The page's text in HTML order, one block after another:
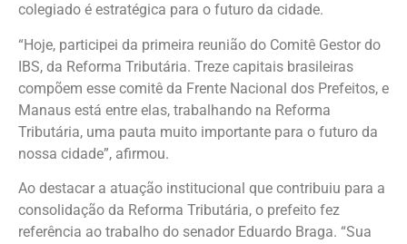
colegiado é estratégica para o futuro da cidade.
“Hoje, participei da primeira reunião do Comitê Gestor do
IBS, da Reforma Tributária. Treze capitais brasileiras
compõem esse comitê da Frente Nacional dos Prefeitos, e
Manaus está entre elas, trabalhando na Reforma
Tributária, uma pauta muito importante para o futuro da
nossa cidade”, afirmou.
Ao destacar a atuação institucional que contribuiu para a
consolidação da Reforma Tributária, o prefeito fez
referência ao trabalho do senador Eduardo Braga. “Sua